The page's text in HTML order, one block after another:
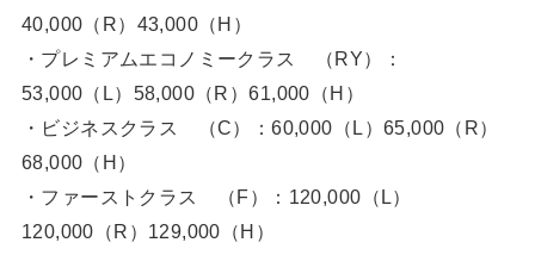
40,000（R）43,000（H）
・プレミアムエコノミークラス （RY）：
53,000（L）58,000（R）61,000（H）
・ビジネスクラス （C）：60,000（L）65,000（R）
68,000（H）
・ファーストクラス （F）：120,000（L）
120,000（R）129,000（H）